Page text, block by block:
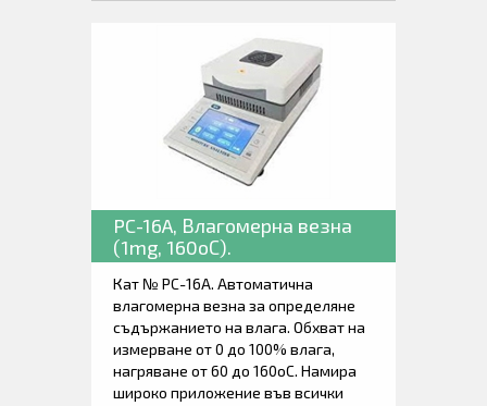
PC-16A, Влагомерна везна
(1mg, 160оС).
Кат № PC-16A. Автоматична
влагомерна везна за определяне
съдържанието на влага. Обхват на
измерване от 0 до 100% влага,
нагряване от 60 до 160оС. Намира
широко приложение във всички